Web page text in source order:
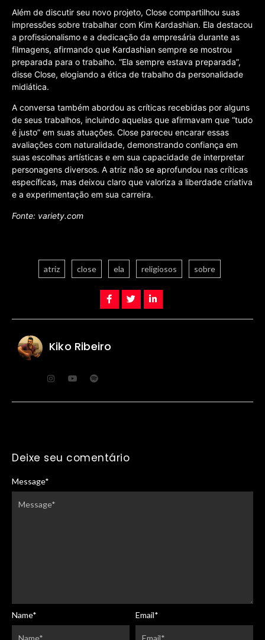
Além de discutir seu novo projeto, Close compartilhou suas
impressões sobre trabalhar com Kim Kardashian. Ela destacou
a profissionalismo e a dedicação da empresária durante as
filmagens, afirmando que Kardashian sempre se mostrou
preparada para o trabalho. “Ela sempre estava preparada”,
disse Close, elogiando a ética de trabalho da personalidade
midiática.
A conversa também abordou as críticas recebidas por alguns
de seus trabalhos, incluindo aquelas que afirmavam que “tudo
é justo” em suas atuações. Close pareceu encarar essas
avaliações com naturalidade, demonstrando confiança em
suas escolhas artísticas e em sua capacidade de interpretar
personagens diversos. A atriz não se aprofundou nas críticas
específicas, mas deixou claro que valoriza a liberdade criativa
e a experimentação em sua carreira.
Fonte: variety.com
atriz close ela religiosos sobre
Kiko Ribeiro
Deixe seu comentário
Message*
Name* Email*